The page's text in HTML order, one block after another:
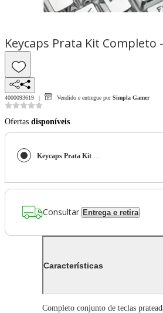
Keycaps Prata Kit Completo
4000093619 Vendido e entregue por Simpla Gamer
Ofertas disponíveis
Keycaps Prata Kit Completo - US
Consultar Entrega e retira
Características
Completo conjunto de teclas